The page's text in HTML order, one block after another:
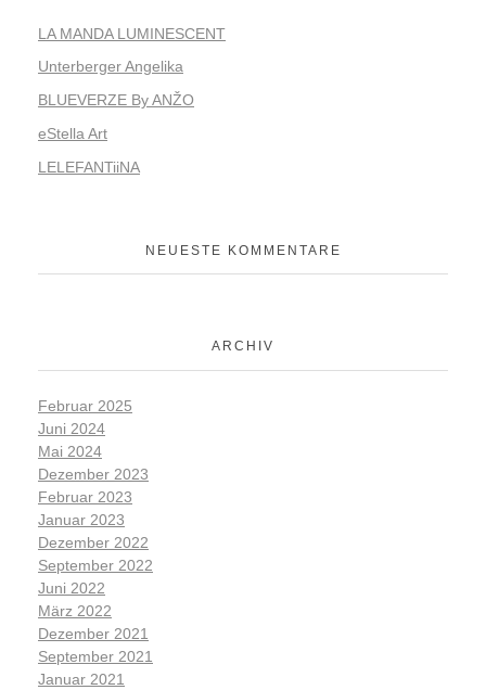
LA MANDA LUMINESCENT
Unterberger Angelika
BLUEVERZE By ANŽO
eStella Art
LELEFANTiiNA
NEUESTE KOMMENTARE
ARCHIV
Februar 2025
Juni 2024
Mai 2024
Dezember 2023
Februar 2023
Januar 2023
Dezember 2022
September 2022
Juni 2022
März 2022
Dezember 2021
September 2021
Januar 2021